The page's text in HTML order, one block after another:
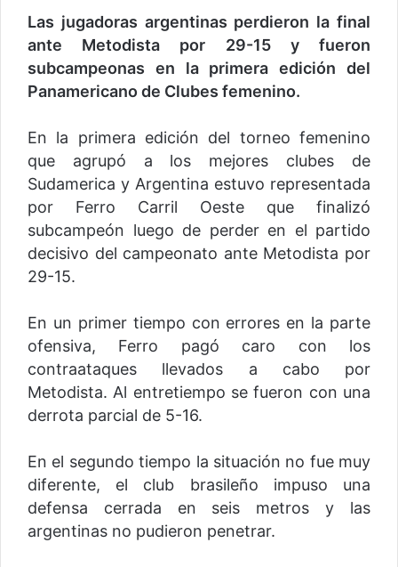
Las jugadoras argentinas perdieron la final
ante Metodista por 29-15 y fueron
subcampeonas en la primera edición del
Panamericano de Clubes femenino.
En la primera edición del torneo femenino
que agrupó a los mejores clubes de
Sudamerica y Argentina estuvo representada
por Ferro Carril Oeste que finalizó
subcampeón luego de perder en el partido
decisivo del campeonato ante Metodista por
29-15.
En un primer tiempo con errores en la parte
ofensiva, Ferro pagó caro con los
contraataques llevados a cabo por
Metodista. Al entretiempo se fueron con una
derrota parcial de 5-16.
En el segundo tiempo la situación no fue muy
diferente, el club brasileño impuso una
defensa cerrada en seis metros y las
argentinas no pudieron penetrar.